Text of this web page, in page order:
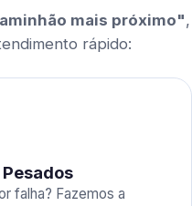
mais próximo",
rápido:
falha? Fazemos a